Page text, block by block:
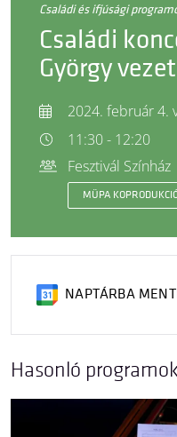
családi és ifjúsági
Családi
György
2024. február 4.
11:30 - 12:20
Fesztivál Színház
MÜPA
NAPTÁRBA
Hasonló